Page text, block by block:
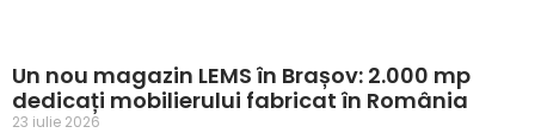
Un nou magazin LEMS în Brașov: 2.000 mp
dedicați mobilierului fabricat în România
23 iulie 2026